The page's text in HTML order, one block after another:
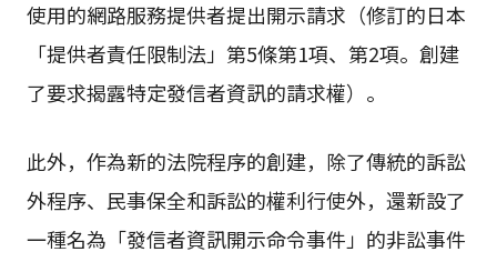
使用的網路服務提供者提出開示請求（修訂的日本
「提供者責任限制法」第5條第1項、第2項。創建
了要求揭露特定發信者資訊的請求權）。
此外，作為新的法院程序的創建，除了傳統的訴訟
外程序、民事保全和訴訟的權利行使外，還新設了
一種名為「發信者資訊開示命令事件」的非訟事件